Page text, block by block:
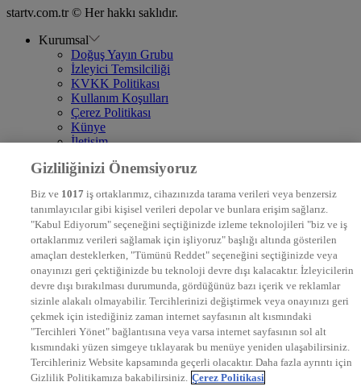
startv.com.tr © Her hakkı saklıdır.
Kurumsal
Doğuş Yayın Grubu
İzleyici Temsilciliği
KVKK Politikası
Kullanım Koşulları
Çerez Politikası
Künye
İletişim
DYG Televizyonlar
STAR
EURO STAR
KRAL POP TV
DYG Radyolar
NTV RADYO
KRAL FM
KRAL POP
EKSEN
VOYAGE
DYG Dijital
ntv.com.tr
ntvspor.net
secim.ntv.com.tr
Gizliliğinizi Önemsiyoruz
Biz ve 1017 iş ortaklarımız, cihazınızda tarama verileri veya benzersiz
tanımlayıcılar gibi kişisel verileri depolar ve bunlara erişim sağlarız.
"Kabul Ediyorum" seçeneğini seçtiğinizde izleme teknolojileri "biz ve iş
ortaklarımız verileri sağlamak için işliyoruz" başlığı altında gösterilen
amaçları desteklerken, "Tümünü Reddet" seçeneğini seçtiğinizde veya
onayınızı geri çektiğinizde bu teknoloji devre dışı kalacaktır. İzleyicilerin
devre dışı bırakılması durumunda, gördüğünüz bazı içerik ve reklamlar
sizinle alakalı olmayabilir. Tercihlerinizi değiştirmek veya onayınızı geri
çekmek için istediğiniz zaman internet sayfasının alt kısmındaki
"Tercihleri Yönet" bağlantısına veya varsa internet sayfasının sol alt
kısmındaki yüzen simgeye tıklayarak bu menüye yeniden ulaşabilirsiniz.
Tercihleriniz Website kapsamında geçerli olacaktır. Daha fazla ayrıntı için
Gizlilik Politikamıza bakabilirsiniz. Çerez Politikasi